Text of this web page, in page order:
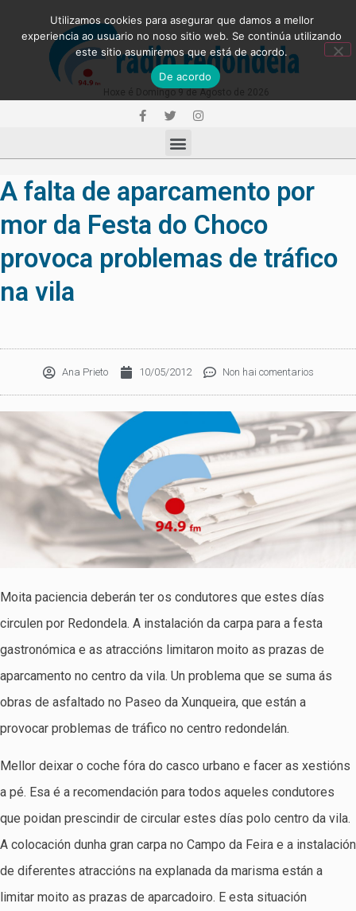
A falta de aparcamento por
mor da Festa do Choco
provoca problemas de tráfico
na vila
Ana Prieto 10/05/2012 Non hai comentarios
Moita paciencia deberán ter os condutores que estes días
circulen por Redondela. A instalación da carpa para a festa
gastronómica e as atraccións limitaron moito as prazas de
aparcamento no centro da vila. Un problema que se suma ás
obras de asfaltado no Paseo da Xunqueira, que están a
provocar problemas de tráfico no centro redondelán.
Mellor deixar o coche fóra do casco urbano e facer as xestións
a pé. Esa é a recomendación para todos aqueles condutores
que poidan prescindir de circular estes días polo centro da vila.
A colocación dunha gran carpa no Campo da Feira e a instalación
de diferentes atraccións na explanada da marisma están a
limitar moito as prazas de aparcadoiro. E esta situación
Utilizamos cookies para asegurar que damos a mellor
experiencia ao usuario no noso sitio web. Se continúa utilizando
este sitio asumiremos que está de acordo.
De acordo